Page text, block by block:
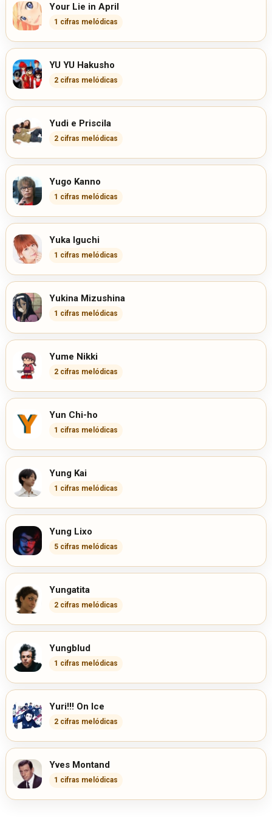
Your Lie in April
1 cifras melódicas
YU YU Hakusho
2 cifras melódicas
Yudi e Priscila
2 cifras melódicas
Yugo Kanno
1 cifras melódicas
Yuka Iguchi
1 cifras melódicas
Yukina Mizushina
1 cifras melódicas
Yume Nikki
2 cifras melódicas
Yun Chi-ho
1 cifras melódicas
Yung Kai
1 cifras melódicas
Yung Lixo
5 cifras melódicas
Yungatita
2 cifras melódicas
Yungblud
1 cifras melódicas
Yuri!!! On Ice
2 cifras melódicas
Yves Montand
1 cifras melódicas